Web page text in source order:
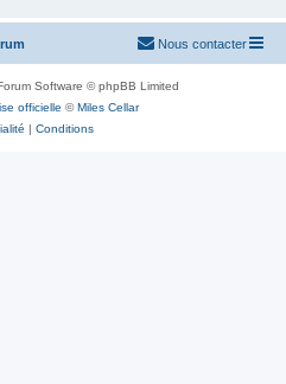
Nous contacter
Software © phpBB Limited
officielle ©Miles Cellar
| Conditions